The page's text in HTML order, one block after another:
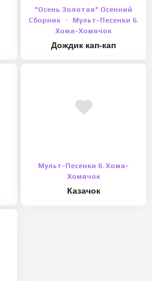
"Осень Золотая" Осенний
Сборник
Мульт-Песенки 6.
Хома-Хомячок
Дождик кап-кап
Мульт-Песенки 6. Хома-
Хомячок
Казачок